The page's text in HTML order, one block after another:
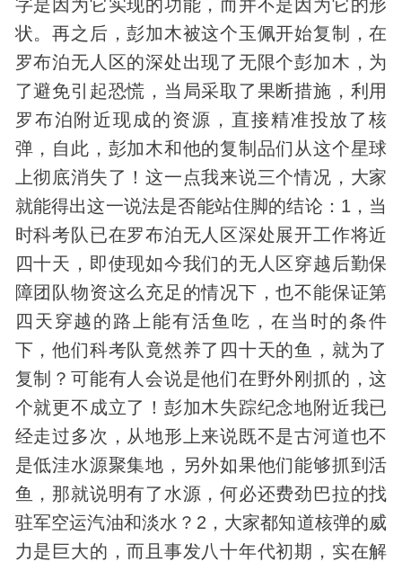
字是因为它实现的功能，而并不是因为它的形
状。再之后，彭加木被这个玉佩开始复制，在
罗布泊无人区的深处出现了无限个彭加木，为
了避免引起恐慌，当局采取了果断措施，利用
罗布泊附近现成的资源，直接精准投放了核
弹，自此，彭加木和他的复制品们从这个星球
上彻底消失了！这一点我来说三个情况，大家
就能得出这一说法是否能站住脚的结论：1，当
时科考队已在罗布泊无人区深处展开工作将近
四十天，即使现如今我们的无人区穿越后勤保
障团队物资这么充足的情况下，也不能保证第
四天穿越的路上能有活鱼吃，在当时的条件
下，他们科考队竟然养了四十天的鱼，就为了
复制？可能有人会说是他们在野外刚抓的，这
个就更不成立了！彭加木失踪纪念地附近我已
经走过多次，从地形上来说既不是古河道也不
是低洼水源聚集地，另外如果他们能够抓到活
鱼，那就说明有了水源，何必还费劲巴拉的找
驻军空运汽油和淡水？2，大家都知道核弹的威
力是巨大的，而且事发八十年代初期，实在解